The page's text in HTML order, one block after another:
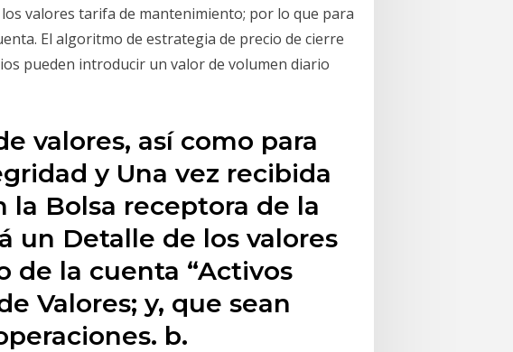
valores tarifa de mantenimiento; por lo que para
El algoritmo de estrategia de precio de cierre
pueden introducir un valor de volumen diario
valores, así como para
y Una vez recibida
Bolsa receptora de la
un Detalle de los valores
de la cuenta “Activos
Valores; y, que sean
b.